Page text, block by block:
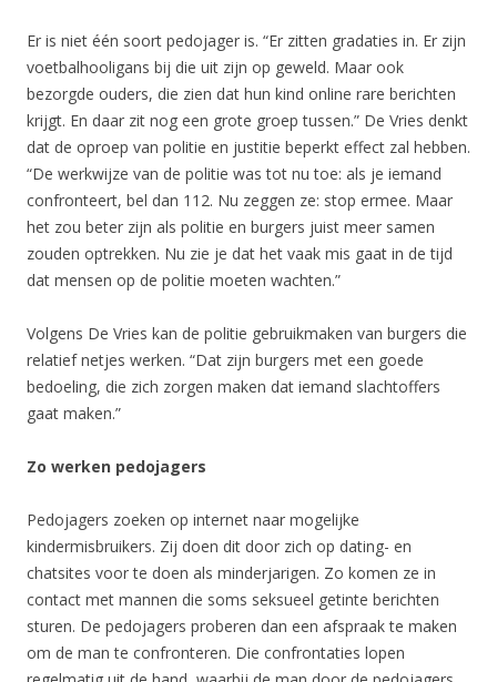
Er is niet één soort pedojager is. “Er zitten gradaties in. Er zijn
voetbalhooligans bij die uit zijn op geweld. Maar ook
bezorgde ouders, die zien dat hun kind online rare berichten
krijgt. En daar zit nog een grote groep tussen.” De Vries denkt
dat de oproep van politie en justitie beperkt effect zal hebben.
“De werkwijze van de politie was tot nu toe: als je iemand
confronteert, bel dan 112. Nu zeggen ze: stop ermee. Maar
het zou beter zijn als politie en burgers juist meer samen
zouden optrekken. Nu zie je dat het vaak mis gaat in de tijd
dat mensen op de politie moeten wachten.”
Volgens De Vries kan de politie gebruikmaken van burgers die
relatief netjes werken. “Dat zijn burgers met een goede
bedoeling, die zich zorgen maken dat iemand slachtoffers
gaat maken.”
Zo werken pedojagers
Pedojagers zoeken op internet naar mogelijke
kindermisbruikers. Zij doen dit door zich op dating- en
chatsites voor te doen als minderjarigen. Zo komen ze in
contact met mannen die soms seksueel getinte berichten
sturen. De pedojagers proberen dan een afspraak te maken
om de man te confronteren. Die confrontaties lopen